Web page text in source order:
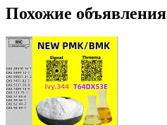
Похожие объявления